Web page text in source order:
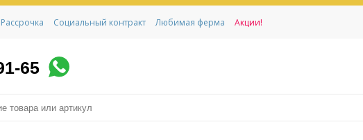
Рассрочка Социальный контракт Любимая ферма Акции!
65